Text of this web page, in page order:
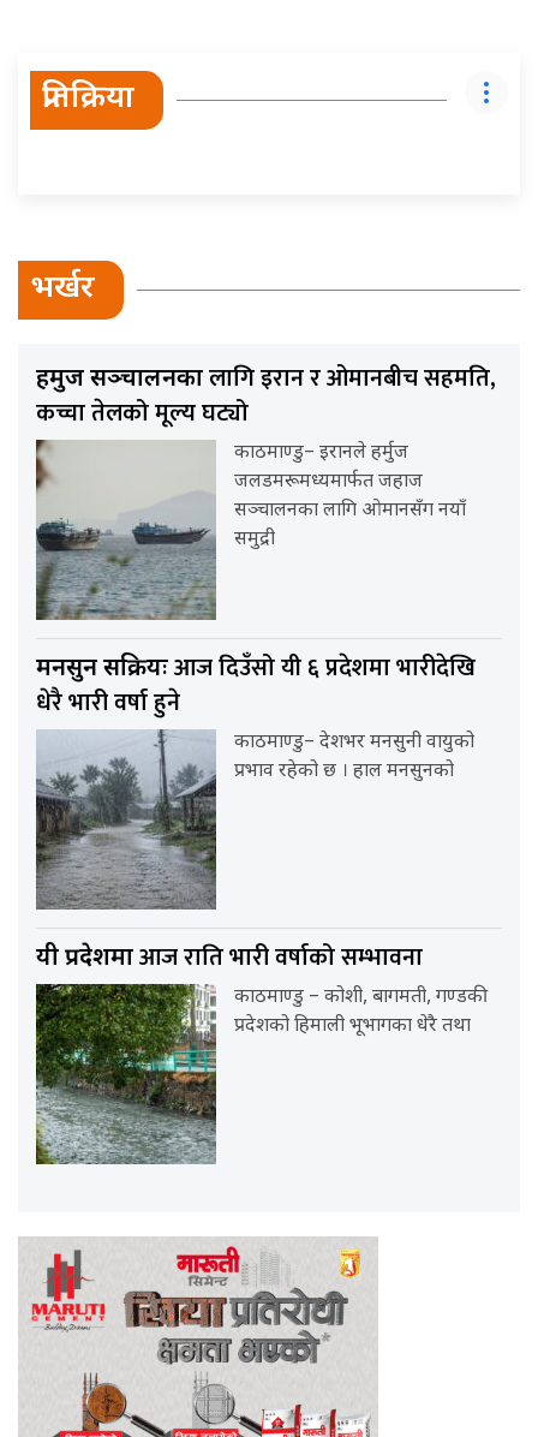
प्रतिक्रिया
भर्खर
हर्मुज सञ्चालनकालागि इरान र ओमानबीच सहमति,
कच्चा तेलको मूल्य घट्यो
काठमाण्डु– इरानले हर्मुज
जलडमरूमध्यमार्फत जहाज
सञ्चालनका लागि ओमानसँग नयाँ
समुद्री
मनसुन सक्रियःआज दिउँसो यी ६ प्रदेशमा भारीदेखि
धेरै भारी वर्षा हुने
काठमाण्डु– देशभर मनसुनी वायुको
प्रभाव रहेको छ । हाल मनसुनको
यी प्रदेशमाआज राति भारी वर्षाको सम्भावना
काठमाण्डु – कोशी, बागमती, गण्डकी
प्रदेशको हिमाली भूभागका धेरै तथा